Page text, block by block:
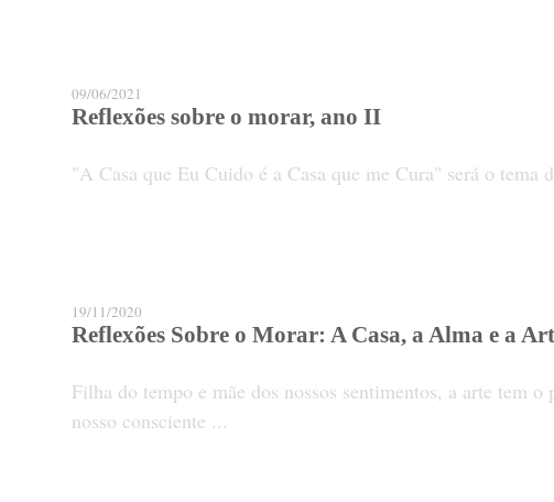
09/06/2021
Reflexões sobre o morar, ano II
"A Casa que Eu Cuido é a Casa que me Cura" será o
19/11/2020
Reflexões Sobre o Morar: A Casa, a Alma e a
Filha do tempo e mãe dos nossos sentimentos, a arte tem
nosso consciente ...